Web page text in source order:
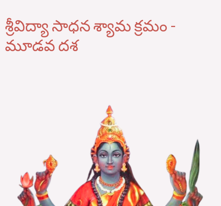
శ్రీవిద్యా సాధన శ్యామ క్రమం -
మూడవ దశ